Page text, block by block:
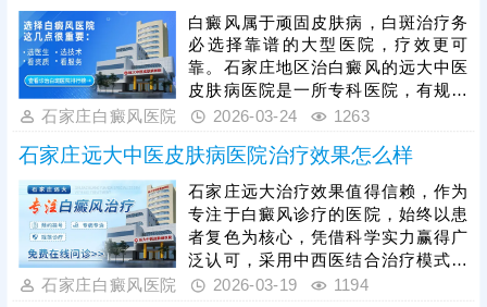
疗方案，一人一方，治疗更具针对
性，复色效果更有保障。另外，医院
治白癜风可提供中医方法，由内而外
的改善机体环境，调节免疫，濡养皮
肤健康，中西结合，内调外治，清除
病灶，降低白斑反复发作的几率。
白癜风属于顽固皮肤病，白斑治疗务
必选择靠谱的大型医院，疗效更可
靠。石家庄地区治白癜风的远大中医
皮肤病医院是一所专科医院，有规范
的诊疗流程，先诊后治，避免错误用
间能结合患者年龄、体质、白斑所在
部位、时期、类型、成因等多种因素
确定一对一治疗方案，提升复色几率;
擅于运用中医方法调理患者身体环
境，濡养皮肤健康，与西医搭配，双
管齐下，由内而外消灭白斑，降低复
发风险。
石家庄白癜风医院 2026-03-24 1263
石家庄远大中医皮肤病医院治疗效果怎么样
石家庄远大治疗效果值得信赖，作为
专注于白癜风诊疗的医院，始终以患
者复色为核心，凭借科学实力赢得广
泛认可，采用中西医结合治疗模式，
内调体质、外治病灶，搭配引进的美
石家庄白癜风医院 2026-03-19 1194